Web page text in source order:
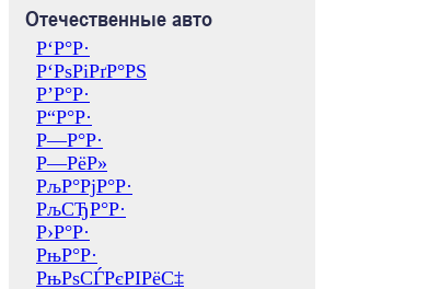
Отечественные авто
Р‘Р°Р·
Р‘РѕРіРґР°РЅ
Р’Р°Р·
Р“Р°Р·
Р—Р°Р·
Р—РёР»
РљР°РјР°Р·
РљСЂР°Р·
Р›Р°Р·
РњР°Р·
РњРѕСЃРєРІРёС‡